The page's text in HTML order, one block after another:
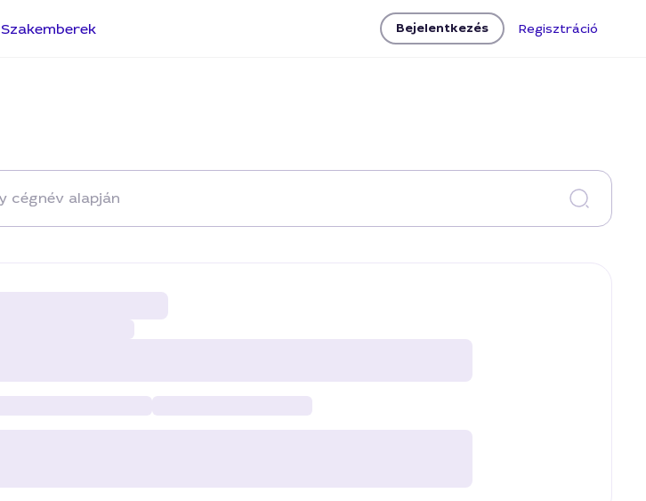
Szakemberek Bejelentkezés Regisztráció